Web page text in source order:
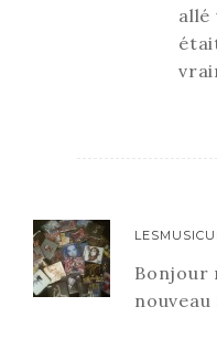
allé
Bonjour
nouveau